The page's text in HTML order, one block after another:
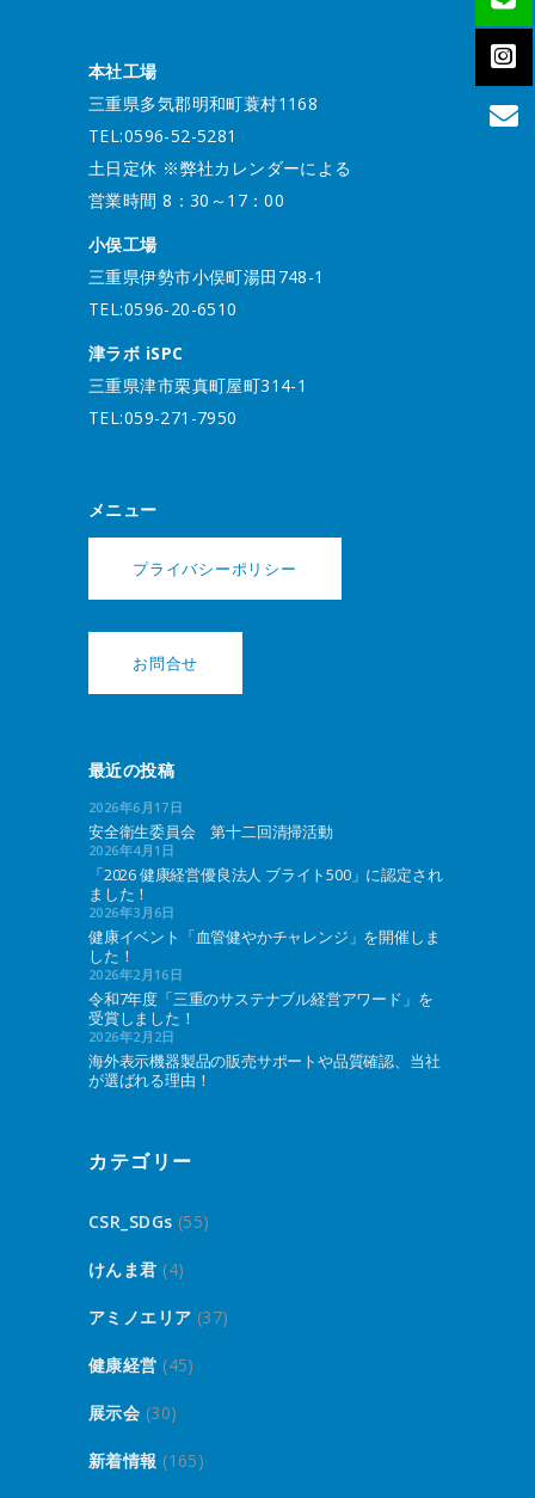
本社工場
三重県多気郡明和町蓑村1168
TEL:0596-52-5281
土日定休 ※弊社カレンダーによる
営業時間 8：30～17：00
小俣工場
三重県伊勢市小俣町湯田748-1
TEL:0596-20-6510
津ラボ iSPC
三重県津市栗真町屋町314-1
TEL:059-271-7950
メニュー
プライバシーポリシー
お問合せ
最近の投稿
2026年6月17日
安全衛生委員会 第十二回清掃活動
2026年4月1日
「2026 健康経営優良法人 ブライト500」に認定され
ました！
2026年3月6日
健康イベント「血管健やかチャレンジ」を開催しま
した！
2026年2月16日
令和7年度「三重のサステナブル経営アワード」を
受賞しました！
2026年2月2日
海外表示機器製品の販売サポートや品質確認、当社
が選ばれる理由！
カテゴリー
CSR_SDGs (55)
けんま君 (4)
アミノエリア (37)
健康経営 (45)
展示会 (30)
新着情報 (165)